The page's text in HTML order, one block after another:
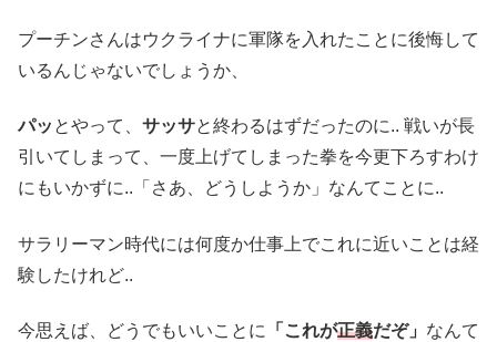
プーチンさんはウクライナに軍隊を入れたことに後悔して
いるんじゃないでしょうか、
パッ とやって、 サッサと終わるはずだったのに.. 戦いが長
引いてしまって、一度上げてしまった拳を今更下ろすわけ
にもいかずに..「さあ、どうしようか」なんてことに..
サラリーマン時代には何度か仕事上でこれに近いことは経
験したけれど..
今思えば、どうでもいいことに 「これが正義だぞ」 なんて